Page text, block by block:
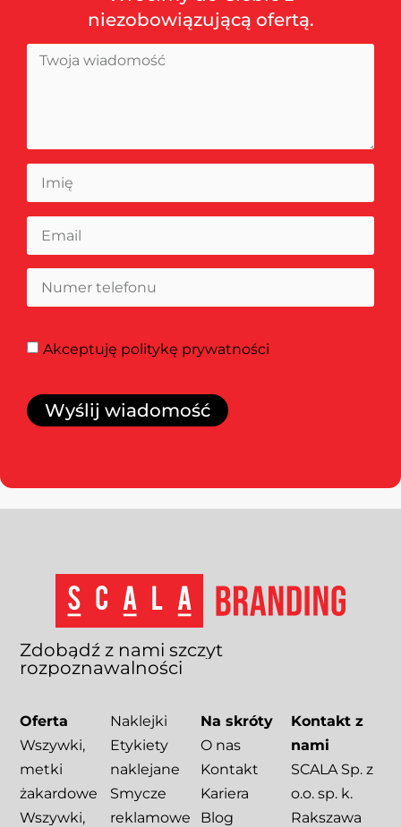
niezobowiązującą ofertą.
Akceptuję politykę prywatności
Wyślij wiadomość
Oferta
Wszywki,
metki
żakardowe
Wszywki,
Naklejki
Etykiety
naklejane
Smycze
reklamowe
Na skróty
O nas
Kontakt
Kariera
Blog
Kontakt z
nami
SCALA Sp. z
o.o. sp. k.
Rakszawa
Zdobądź z nami szczyt
rozpoznawalności